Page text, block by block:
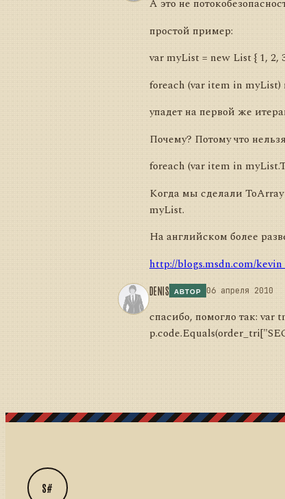
А это не
простой пример:
var myList = new List{ 1, 2,
foreach (var item in myList)
упадет на первой же
Почему? Потому что
foreach (var item in
Когда мы сделали
myList.
На английском более
http://blogs.msdn.com/
DENIS АВТОР 06 апреля 2010
спасибо, помогло так: var
S#